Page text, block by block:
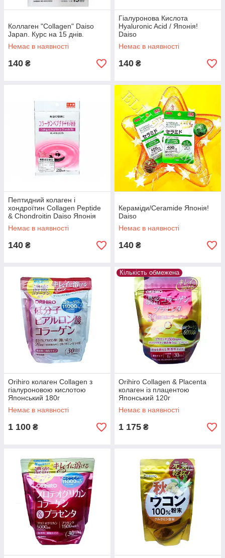
Коллаген "Collagen" Daiso
Japan. Курс на 15 днів.
Немає в наявності
140 ₴
Гіалуронова Кислота
Hyaluronic Acid / Японія!
Daiso
Немає в наявності
140 ₴
Пептидний колаген і
хондроїтин Collagen Peptide
& Chondroitin Daiso Японія
Немає в наявності
140 ₴
Кераміди/Ceramide Японія!
Daiso
Немає в наявності
140 ₴
Orihiro колаген Collagen з
гіалуроновою кислотою
Японський 180г
Немає в наявності
1 100 ₴
Кількість обмежена
Orihiro Collagen & Placenta
колаген із плацентою
Японський 120г
Немає в наявності
1 175 ₴